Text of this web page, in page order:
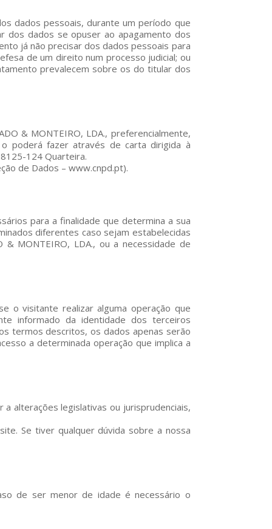
dados pessoais, durante um período que
dos dados se opuser ao apagamento dos
já não precisar dos dados pessoais para
de um direito num processo judicial; ou
prevalecem sobre os do titular dos
& MONTEIRO, LDA., preferencialmente,
poderá fazer através de carta dirigida à
8125-124 Quarteira.
de Dados – www.cnpd.pt).
para a finalidade que determina a sua
diferentes caso sejam estabelecidas
MONTEIRO, LDA., ou a necessidade de
o visitante realizar alguma operação que
informado da identidade dos terceiros
termos descritos, os dados apenas serão
a determinada operação que implica a
alterações legislativas ou jurisprudenciais,
Se tiver qualquer dúvida sobre a nossa
de ser menor de idade é necessário o